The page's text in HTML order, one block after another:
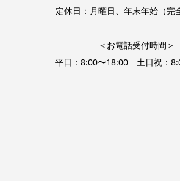
定休日：月曜日、年末年始（完
＜お電話受付時間＞
平日：8:00〜18:00 土日祝：